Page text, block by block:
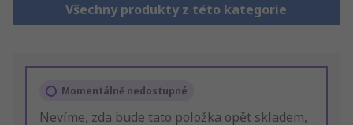
Všechny produkty z této kategorie
Momentálně nedostupné
Nevíme, zda bude tato položka opět skladem,